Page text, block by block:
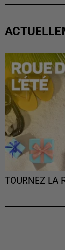
TOURNEZ LA